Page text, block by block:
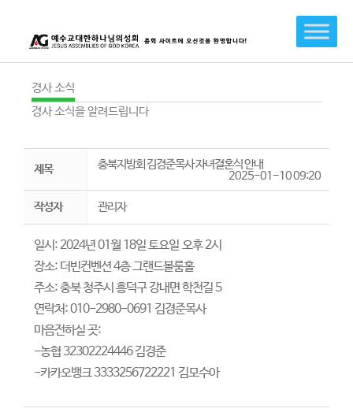
로
경사 소식
경사 소식을 알려드립니다
제목
충북지방회 김경준목사 자녀결혼식 안내
2025-01-10 09:20
작성자 관리자
일시: 2024년 01월 18일 토요일 오후 2시
장소: 더빈컨벤션 4층 그랜드볼룸홀
주소: 충북 청주시 흥덕구 강내면 학천길 5
연락처: 010-2980-0691 김경준목사
마음전하실 곳:
-농협 32302224446 김경준
-카카오뱅크 3333256722221 김모수아